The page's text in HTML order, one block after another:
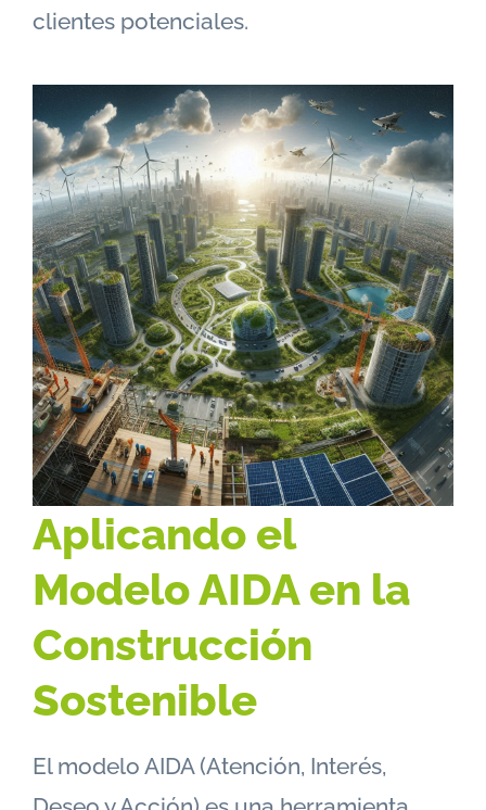
clientes potenciales.
Aplicando el
Modelo AIDA en la
Construcción
Sostenible
El modelo AIDA (Atención, Interés,